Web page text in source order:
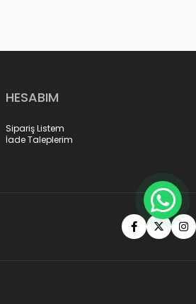
HESABIM
Sipariş Listem
İade Taleplerim